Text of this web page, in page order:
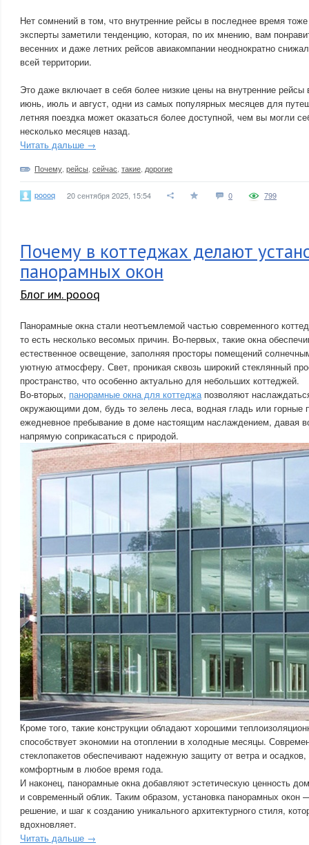
Нет сомнений в том, что внутренние рейсы в последнее время
эксперты заметили тенденцию, которая, по их мнению, вам
весенних и даже летних рейсов авиакомпании неоднократно
всей территории.
Это даже включает в себя более низкие цены на внутренние
июнь, июль и август, одни из самых популярных месяцев для
летняя поездка может оказаться более доступной, чем вы могли
несколько месяцев назад.
Читать дальше →
Почему рейсы сейчас такие дорогие
poooq 20 сентября 2025, 15:54 0 799
Почему в коттеджах делают
панорамных окон
Блог им. poooq
Панорамные окна стали неотъемлемой частью современного
то есть несколько весомых причин. Во-первых, такие окна
естественное освещение, заполняя просторы помещений
уютную атмосферу. Свет, проникая сквозь широкий стеклянный
пространство, что особенно актуально для небольших коттеджей.
Во-вторых, панорамные окна для коттеджапозволяют
окружающими дом, будь то зелень леса, водная гладь или горные
ежедневное пребывание в доме настоящим наслаждением, давая
напрямую соприкасаться с природой.
Кроме того, такие конструкции обладают хорошими
способствует экономии на отоплении в холодные месяцы.
стеклопакетов обеспечивают надежную защиту от ветра и
комфортным в любое время года.
И наконец, панорамные окна добавляют эстетическую ценность
и современный облик. Таким образом, установка панорамных окон
решение, и шаг к созданию уникального архитектурного стиля,
вдохновляет.
Читать дальше →